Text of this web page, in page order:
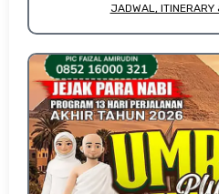
JADWAL, ITINERARY